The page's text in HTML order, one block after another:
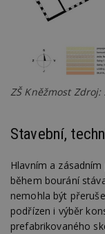
ZŠ Kněžmost
Stavební,
Hlavním a
během bourání
nemohla být
podřízen i výběr
prefabrikovaného